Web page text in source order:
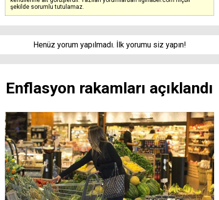
şekilde sorumlu tutulamaz.
Henüz yorum yapılmadı. İlk yorumu siz yapın!
Enflasyon rakamları açıklandı